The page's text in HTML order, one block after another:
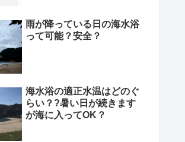
雨が降っている日の海水浴
って可能？安全？
海水浴の適正水温はどのぐ
らい？?暑い日が続きます
が海に入ってOK？